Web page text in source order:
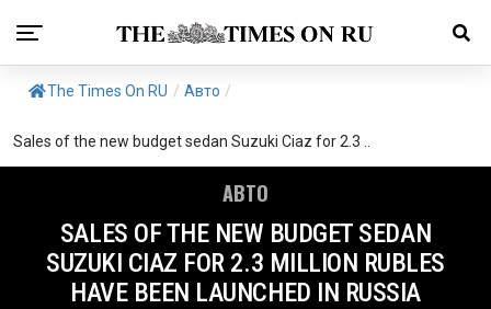
The Times On RU / Авто /
Sales of the new budget sedan Suzuki Ciaz for 2.3 ..
АВТО
SALES OF THE NEW BUDGET SEDAN
SUZUKI CIAZ FOR 2.3 MILLION RUBLES
HAVE BEEN LAUNCHED IN RUSSIA